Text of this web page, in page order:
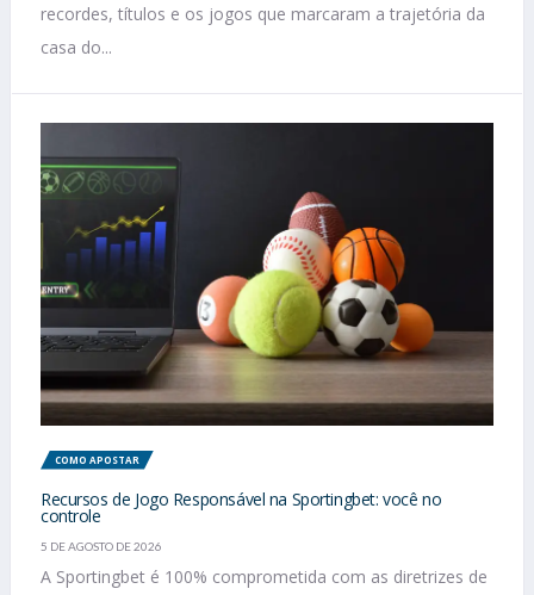
recordes, títulos e os jogos que marcaram a trajetória da
casa do...
COMO APOSTAR
Recursos de Jogo Responsável na Sportingbet: você no
controle
5 DE AGOSTO DE 2026
A Sportingbet é 100% comprometida com as diretrizes de